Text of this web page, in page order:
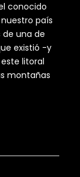
conocido
país
de una de
existió -y
litoral
montañas